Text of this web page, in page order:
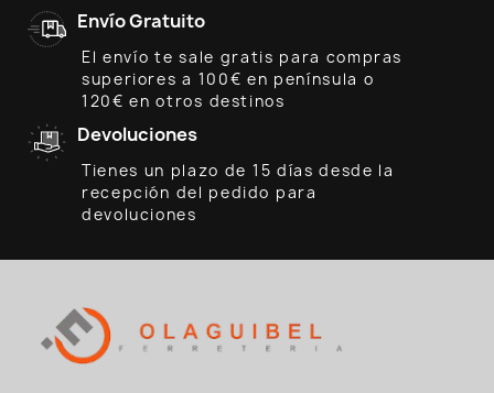
Envío Gratuito
El envío te sale gratis para compras
superiores a 100€ en península o
120€ en otros destinos
Devoluciones
Tienes un plazo de 15 días desde la
recepción del pedido para
devoluciones